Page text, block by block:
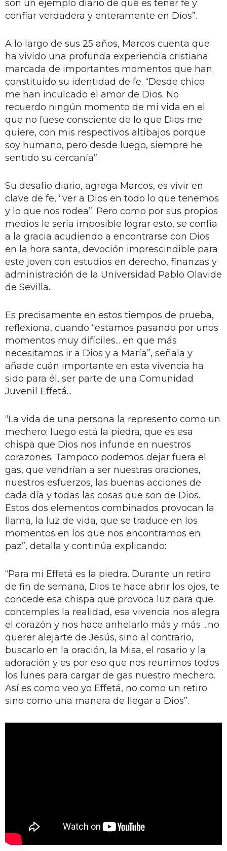
son un ejemplo diario de qué es tener fe y
confiar verdadera y enteramente en Dios”.
A lo largo de sus 25 años, Marcos cuenta que
ha vivido una profunda experiencia cristiana
marcada de importantes momentos que han
constituido su identidad de fe. “Desde chico
me han inculcado el amor de Dios. No
recuerdo ningún momento de mi vida en el
que no fuese consciente de lo que Dios me
quiere, con mis respectivos altibajos porque
soy humano, pero desde luego, siempre he
sentido su cercanía”.
Su desafío diario, agrega Marcos, es vivir en
clave de fe, “ver a Dios en todo lo que tenemos
y lo que nos rodea”. Pero como por sus propios
medios le sería imposible lograr esto, se confía
a la gracia acudiendo a encontrarse con Dios
en la hora santa, devoción imprescindible para
este joven con estudios en derecho, finanzas y
administración de la Universidad Pablo Olavide
de Sevilla.
Es precisamente en estos tiempos de prueba,
reflexiona, cuando “estamos pasando por unos
momentos muy difíciles... en que más
necesitamos ir a Dios y a María”, señala y
añade cuán importante en esta vivencia ha
sido para él, ser parte de una Comunidad
Juvenil Effetá...
“La vida de una persona la represento como un
mechero; luego está la piedra, que es esa
chispa que Dios nos infunde en nuestros
corazones. Tampoco podemos dejar fuera el
gas, que vendrían a ser nuestras oraciones,
nuestros esfuerzos, las buenas acciones de
cada día y todas las cosas que son de Dios.
Estos dos elementos combinados provocan la
llama, la luz de vida, que se traduce en los
momentos en los que nos encontramos en
paz”, detalla y continúa explicando:
“Para mi Effetá es la piedra. Durante un retiro
de fin de semana, Dios te hace abrir los ojos, te
concede esa chispa que provoca luz para que
contemples la realidad, esa vivencia nos alegra
el corazón y nos hace anhelarlo más y más ...no
querer alejarte de Jesús, sino al contrario,
buscarlo en la oración, la Misa, el rosario y la
adoración y es por eso que nos reunimos todos
los lunes para cargar de gas nuestro mechero.
Así es como veo yo Effetá, no como un retiro
sino como una manera de llegar a Dios”.